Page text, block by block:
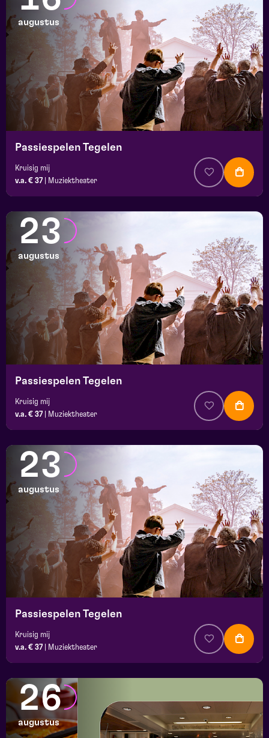
augustus
Passiespelen Tegelen
Kruisig mij
v.a. € 37
Muziektheater
23
augustus
Passiespelen Tegelen
Kruisig mij
v.a. € 37
Muziektheater
23
augustus
Passiespelen Tegelen
Kruisig mij
v.a. € 37
Muziektheater
26
augustus